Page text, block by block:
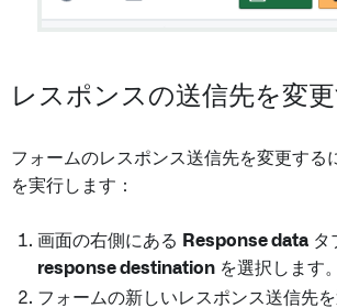
レスポンスの送信先を変
フォームのレスポンス送信先を変更する
を実行します：
画面の右側にある Response data タ
response destination を選択します。
フォームの新しいレスポンス送信先を